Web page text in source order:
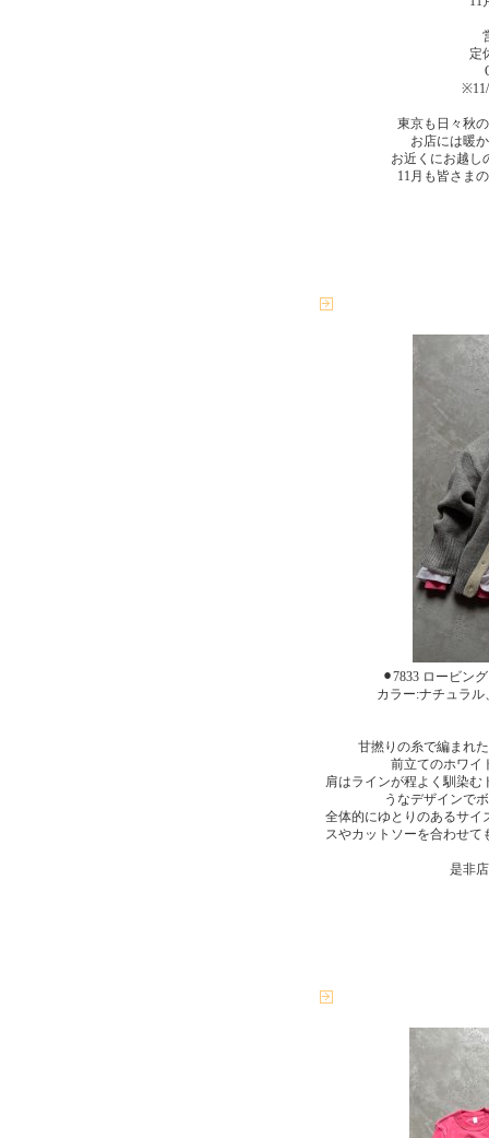
定
東京も日々秋
お店には暖
お近くにお越し
11月も皆さま
⚫︎7833 ロービン
カラー:ナチュラ
甘撚りの糸で編まれ
前立てのホワイ
肩はラインが程よく馴染
うなデザインで
全体的にゆとりのあるサイ
スやカットソーを合わせ
是非